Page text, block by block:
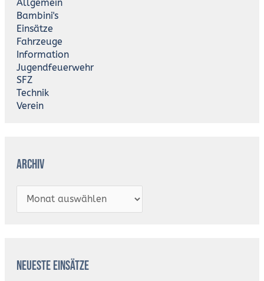
Allgemein
Bambini's
Einsätze
Fahrzeuge
Information
Jugendfeuerwehr
SFZ
Technik
Verein
Archiv
v
Neueste Einsätze